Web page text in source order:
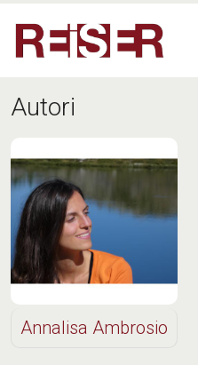
Autori
Annalisa Ambrosio